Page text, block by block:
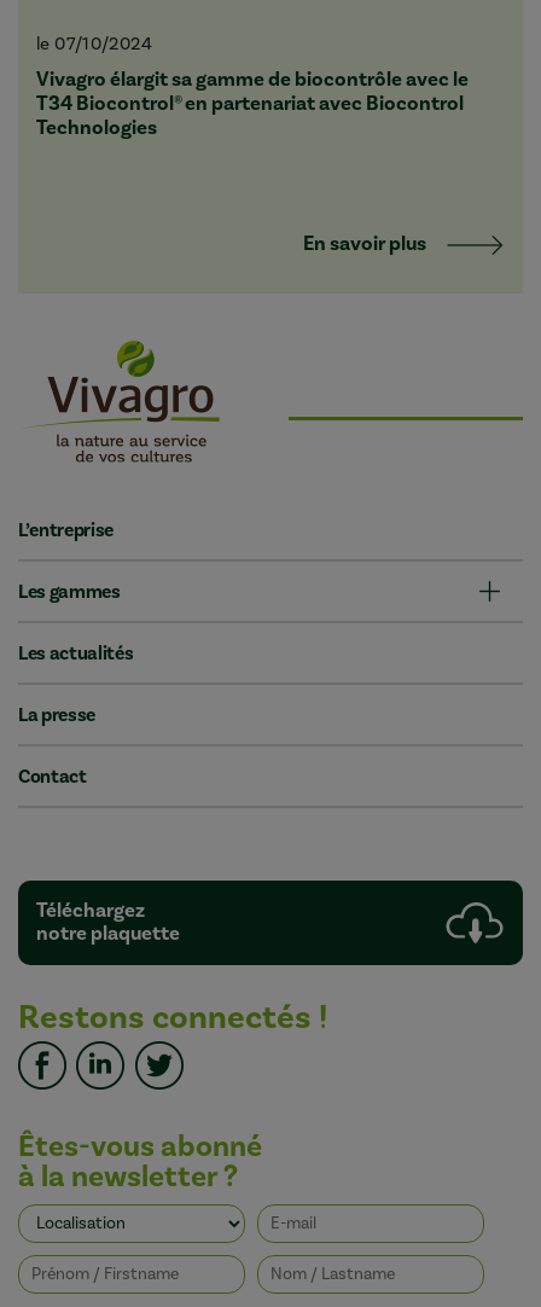
le 07/10/2024
Vivagro élargit sa gamme de biocontrôle avec le
T34 Biocontrol® en partenariat avec Biocontrol
Technologies
En savoir plus
L’entreprise
Les gammes
Les actualités
La presse
Contact
Téléchargez
notre plaquette
Restons connectés !
Êtes-vous abonné
à la newsletter ?